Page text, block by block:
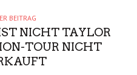
BEITRAG
NICHT TAYLOR
TOUR NICHT